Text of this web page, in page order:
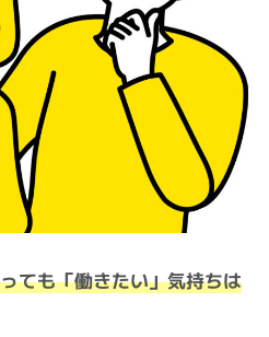
ても「働きたい」気持ちは